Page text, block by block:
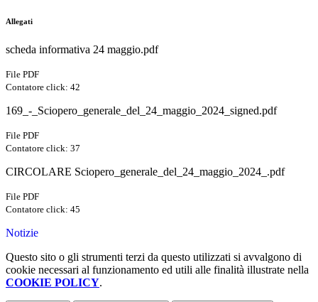
Allegati
scheda informativa 24 maggio.pdf
File PDF
Contatore click: 42
169_-_Sciopero_generale_del_24_maggio_2024_signed.pdf
File PDF
Contatore click: 37
CIRCOLARE Sciopero_generale_del_24_maggio_2024_.pdf
File PDF
Contatore click: 45
Notizie
Questo sito o gli strumenti terzi da questo utilizzati si avvalgono di
cookie necessari al funzionamento ed utili alle finalità illustrate nella
COOKIE POLICY.